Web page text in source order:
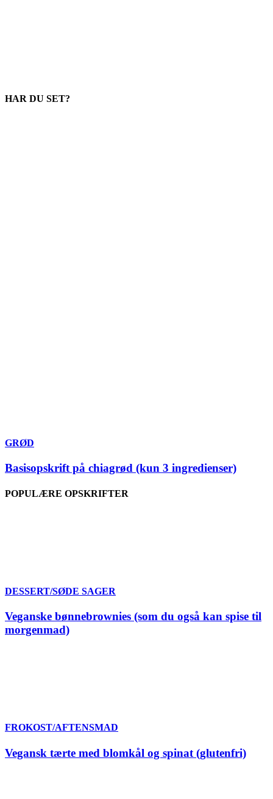
HAR DU SET?
GRØD
Basisopskrift på chiagrød (kun 3 ingredienser)
POPULÆRE OPSKRIFTER
DESSERT/SØDE SAGER
Veganske bønnebrownies (som du også kan spise til
morgenmad)
FROKOST/AFTENSMAD
Vegansk tærte med blomkål og spinat (glutenfri)